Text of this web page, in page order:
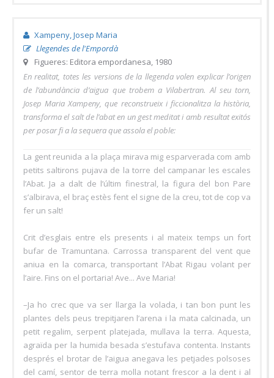
Xampeny, Josep Maria
Llegendes de l'Empordà
Figueres: Editora empordanesa, 1980
En realitat, totes les versions de la llegenda volen explicar l’origen
de l’abundància d’aigua que trobem a Vilabertran. Al seu torn,
Josep Maria Xampeny, que reconstrueix i ficcionalitza la història,
transforma el salt de l’abat en un gest meditat i amb resultat exitós
per posar fi a la sequera que assola el poble:
La gent reunida a la plaça mirava mig esparverada com amb
petits saltirons pujava de la torre del campanar les escales
l’Abat. Ja a dalt de l’últim finestral, la figura del bon Pare
s’albirava, el braç estès fent el signe de la creu, tot de cop va
fer un salt!
Crit d’esglais entre els presents i al mateix temps un fort
bufar de Tramuntana. Carrossa transparent del vent que
aniua en la comarca, transportant l’Abat Rigau volant per
l’aire. Fins on el portaria! Ave... Ave Maria!
–Ja ho crec que va ser llarga la volada, i tan bon punt les
plantes dels peus trepitjaren l’arena i la mata calcinada, un
petit regalim, serpent platejada, mullava la terra. Aquesta,
agraïda per la humida besada s’estufava contenta. Instants
després el brotar de l’aigua anegava les petjades polsoses
del camí, sentor de terra molla notant frescor a la dent i al